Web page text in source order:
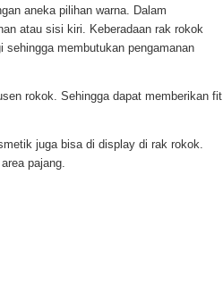
aneka pilihan warna. Dalam
atau sisi kiri. Keberadaan rak rokok
membutukan pengamanan
rokok. Sehingga dapat memberikan fit
juga bisa di display di rak rokok.
pajang.